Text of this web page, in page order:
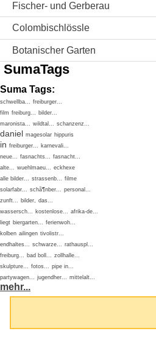
Fischer- und Gerberau
Colombischlössle
Botanischer Garten
SumaTags
Suma Tags:
schwellba... freiburger...
film freiburg... bilder...
maronista... wildtal... schanzenz...
daniel magesolar hippuris
in freiburger... karnevali...
neue... fasnachts... fasnacht...
alte... wuehlmaeu... eckhexe
alle bilder... strassenb... filme
solarfabr... schã¶nber... personal...
zunft... bilder, das...
wassersch... kostenlose... afrika-de...
liegt biergarten... ferienwoh...
kolben ailingen tivolistr...
endhaltes... schwarze... rathauspl...
freiburg... bad boll... zollhalle...
skulpture... fotos... pipe in...
partywagen... jugendher... mittelalt...
mehr...